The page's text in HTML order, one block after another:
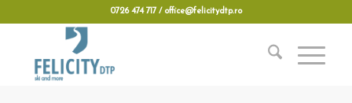
0726 474 717 / office@felicitydtp.ro